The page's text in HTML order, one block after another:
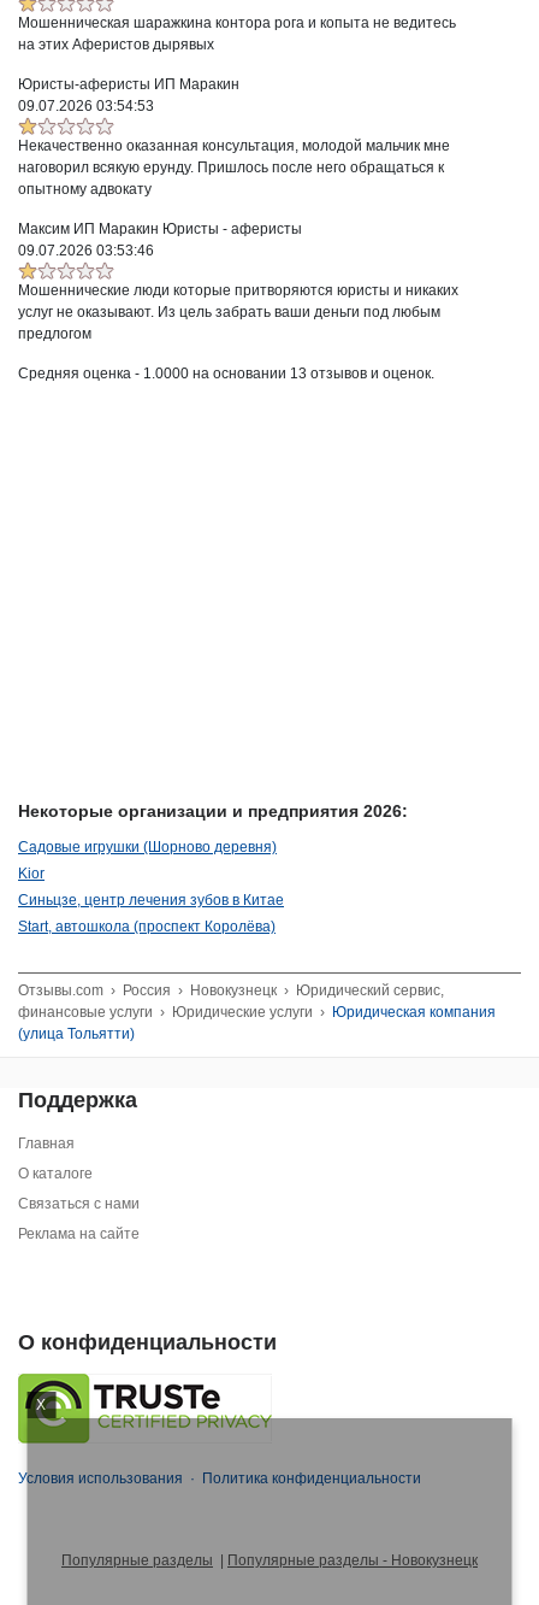
X
Мошенническая шаражкина контора рога и копыта не ведитесь
на этих Аферистов дырявых
Юристы-аферисты ИП Маракин
09.07.2026 03:54:53
Некачественно оказанная консультация, молодой мальчик мне
наговорил всякую ерунду. Пришлось после него обращаться к
опытному адвокату
Максим ИП Маракин Юристы - аферисты
09.07.2026 03:53:46
Мошеннические люди которые притворяются юристы и никаких
услуг не оказывают. Из цель забрать ваши деньги под любым
предлогом
Средняя оценка - 1.0000 на основании 13 отзывов и оценок.
Некоторые организации и предприятия 2026:
Садовые игрушки (Шорново деревня)
Kior
Синьцзе, центр лечения зубов в Китае
Start, автошкола (проспект Королёва)
Отзывы.com › Россия › Новокузнецк › Юридический сервис,
финансовые услуги › Юридические услуги › Юридическая компания
(улица Тольятти)
Поддержка
Главная
О каталоге
Связаться с нами
Реклама на сайте
О конфиденциальности
Условия использования · Политика конфиденциальности
Популярные разделы | Популярные разделы - Новокузнецк